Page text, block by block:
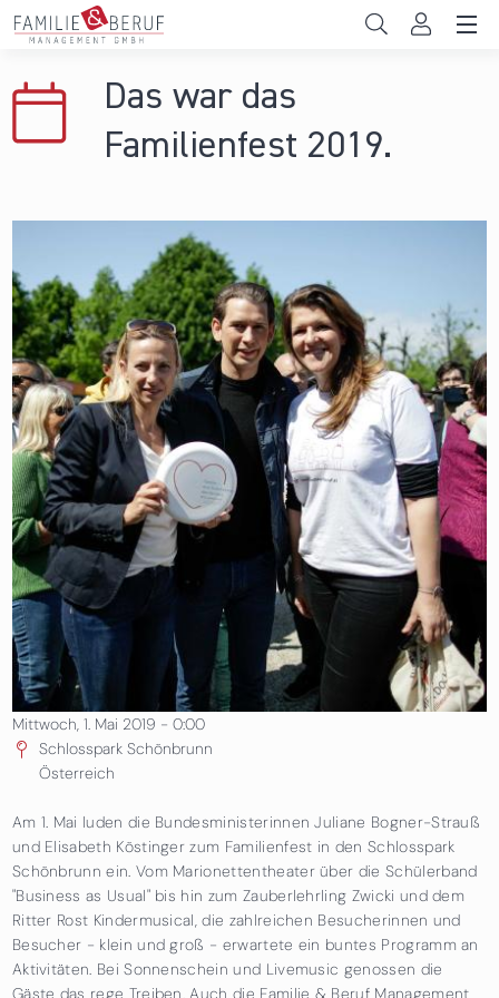
Direkt zum Inhalt
Persönliche Vereinbarkeit
Das sind wir
News & Events
Das war das
Familienfest 2019.
Mittwoch, 1. Mai 2019 - 0:00
Schlosspark Schönbrunn
Österreich
Am 1. Mai luden die Bundesministerinnen Juliane Bogner-Strauß
und Elisabeth Köstinger zum Familienfest in den Schlosspark
Schönbrunn ein. Vom Marionettentheater über die Schülerband
"Business as Usual" bis hin zum Zauberlehrling Zwicki und dem
Ritter Rost Kindermusical, die zahlreichen Besucherinnen und
Besucher - klein und groß - erwartete ein buntes Programm an
Aktivitäten. Bei Sonnenschein und Livemusic genossen die
Gäste das rege Treiben. Auch die Familie & Beruf Management